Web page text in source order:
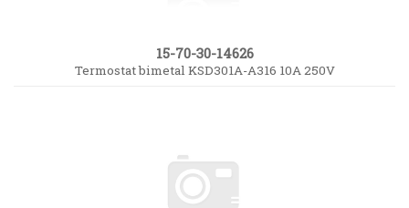
15-70-30-14626
Termostat bimetal KSD301A-A316 10A 250V